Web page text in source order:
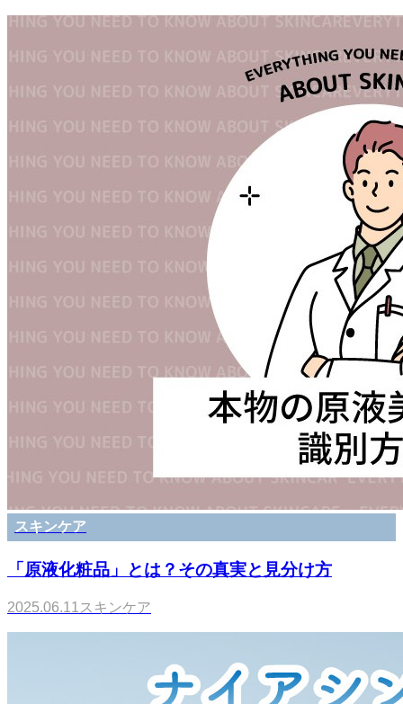
スキンケア
「原液化粧品」とは？その真実と見分け方
2025.06.11 スキンケア